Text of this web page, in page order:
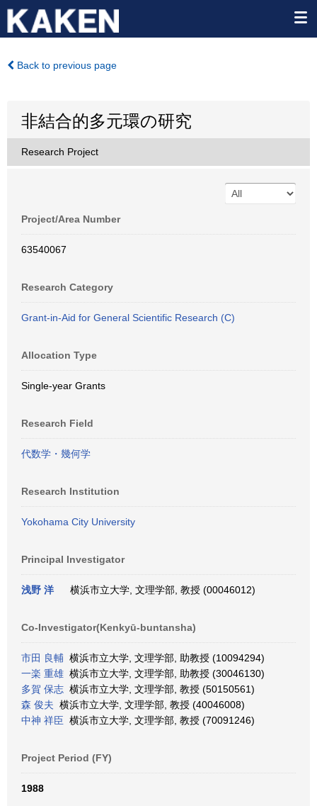
Back to previous page
非結合的多元環の研究
Research Project
Project/Area Number
63540067
Research Category
Grant-in-Aid for General Scientific Research (C)
Allocation Type
Single-year Grants
Research Field
代数学・幾何学
Research Institution
Yokohama City University
Principal Investigator
浅野 洋 横浜市立大学, 文理学部, 教授 (00046012)
Co-Investigator(Kenkyū-buntansha)
市田 良輔 横浜市立大学, 文理学部, 助教授 (10094294)
一楽 重雄 横浜市立大学, 文理学部, 助教授 (30046130)
多賀 保志 横浜市立大学, 文理学部, 教授 (50150561)
森 俊夫 横浜市立大学, 文理学部, 教授 (40046008)
中神 祥臣 横浜市立大学, 文理学部, 教授 (70091246)
Project Period (FY)
1988